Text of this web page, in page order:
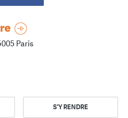
Paris
S'Y RENDRE